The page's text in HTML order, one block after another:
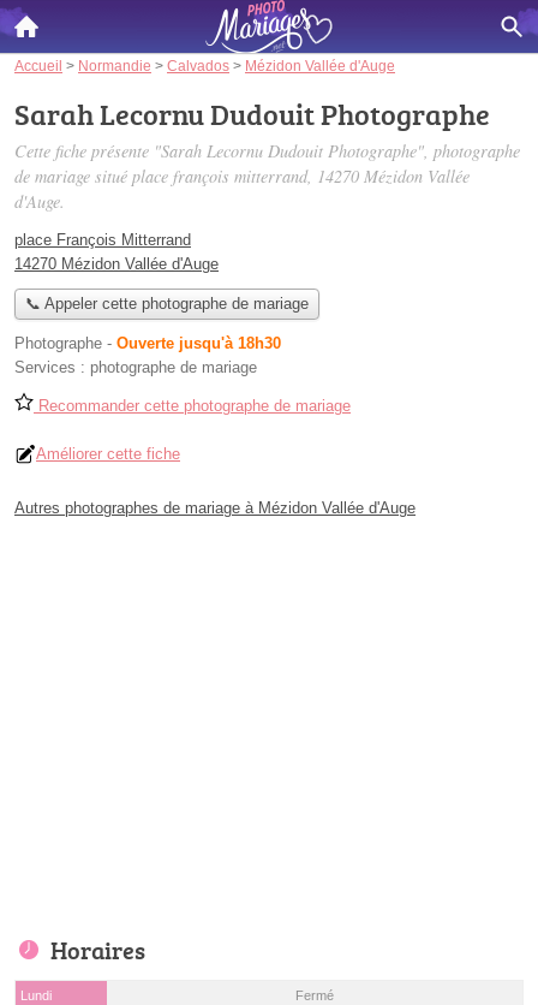
Accueil > Normandie > Calvados > Mézidon Vallée d'Auge
Sarah Lecornu Dudouit Photographe
Cette fiche présente "Sarah Lecornu Dudouit Photographe", photographe
de mariage situé place françois mitterrand, 14270 Mézidon Vallée
d'Auge.
place François Mitterrand
14270 Mézidon Vallée d'Auge
📞 Appeler cette photographe de mariage
Photographe - Ouverte jusqu'à 18h30
Services : photographe de mariage
Recommander cette photographe de mariage
Améliorer cette fiche
Autres photographes de mariage à Mézidon Vallée d'Auge
Horaires
Lundi
Fermé